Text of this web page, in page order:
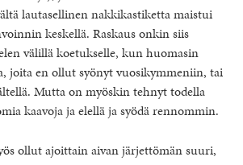
lautasellinen nakkikastiketta maistui
keskellä. Raskaus onkin siis
välillä koetukselle, kun huomasin
joita en ollut syönyt vuosikymmeniin, tai
Mutta on myöskin tehnyt todella
kaavoja ja elellä ja syödä rennommin.
ollut ajoittain aivan järjettömän suuri,